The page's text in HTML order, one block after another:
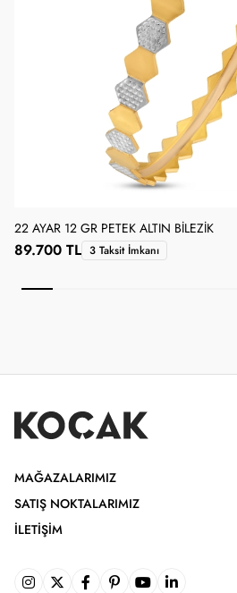
22 AYAR 12 GR PETEK ALTIN BILEZIK
89.700 TL 3 Taksit İmkanı
MAĞAZALARIMIZ
SATIŞ NOKTALARIMIZ
İLETIŞIM